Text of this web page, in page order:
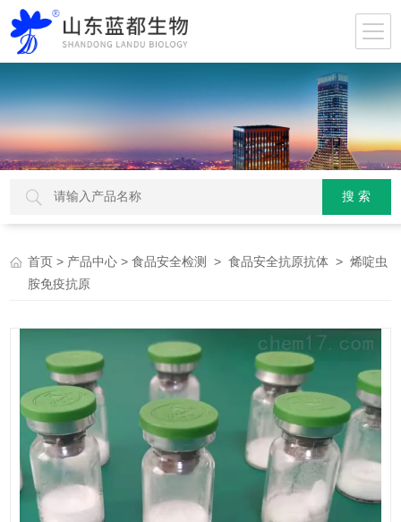
首页 > 产品中心 >食品安全检测 >食品安全抗原抗体 > 烯啶虫
胺免疫抗原